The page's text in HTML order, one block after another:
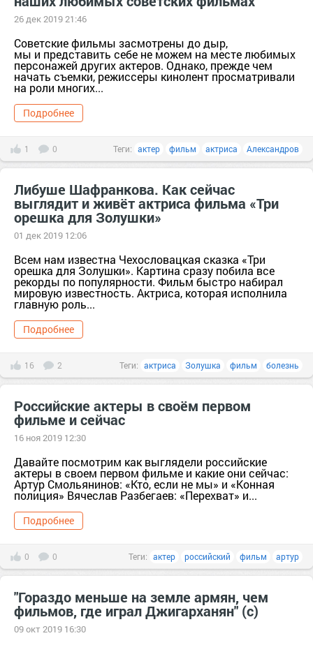
26 дек 2019 21:46
Советские фильмы засмотрены до дыр,
мы и представить себе не можем на месте любимых
персонажей других актеров. Однако, прежде чем
начать съемки, режиссеры кинолент просматривали
на роли многих...
Подробнее
1 0 Теги: актер фильм актриса Александров
Либуше Шафранкова. Как сейчас
выглядит и живёт актриса фильма «Три
орешка для Золушки»
01 дек 2019 12:06
Всем нам известна Чехословацкая сказка «Три
орешка для Золушки». Картина сразу побила все
рекорды по популярности. Фильм быстро набирал
мировую известность. Актриса, которая исполнила
главную роль...
Подробнее
16 2 Теги: актриса Золушка фильм болезнь
Российские актеры в своём первом
фильме и сейчас
16 ноя 2019 12:30
Давайте посмотрим как выглядели российские
актеры в своем первом фильме и какие они сейчас:
Артур Смольянинов: «Кто, если не мы» и «Конная
полиция» Вячеслав Разбегаев: «Перехват» и...
Подробнее
0 0 Теги: актер российский фильм артур
"Гораздо меньше на земле армян, чем
фильмов, где играл Джигарханян" (с)
09 окт 2019 16:30